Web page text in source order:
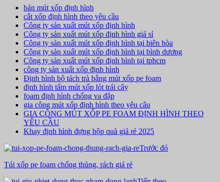
bán mút xốp định hình
cắt xốp định hình theo yêu cầu
Công ty sản xuất mút xốp định hình
Công ty sản xuất mút xốp định hình giá sỉ
Công ty sản xuất mút xốp định hình tại biên hòa
Công ty sản xuất mút xốp định hình tại bình dương
Công ty sản xuất mút xốp định hình tại tphcm
công ty sản xuất xốp định hình
Định hình bộ tách trà bằng mút xốp pe foam
định hình tấm mút xốp lót trái cây
foam định hình chống va đập
gia công mút xốp định hình theo yêu câu
GIA CÔNG MÚT XỐP PE FOAM ĐỊNH HÌNH THEO
YÊU CẦU
Khay định hình đựng hộp quà giá rẻ 2025
Trước đó
Túi xốp pe foam chống thủng, rách giá rẻ